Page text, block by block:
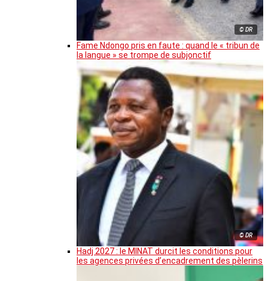
© DR
Fame Ndongo pris en faute : quand le « tribun de
la langue » se trompe de subjonctif
© DR
Hadj 2027 : le MINAT durcit les conditions pour
les agences privées d’encadrement des pèlerins